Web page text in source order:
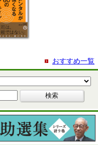
おすすめ一覧